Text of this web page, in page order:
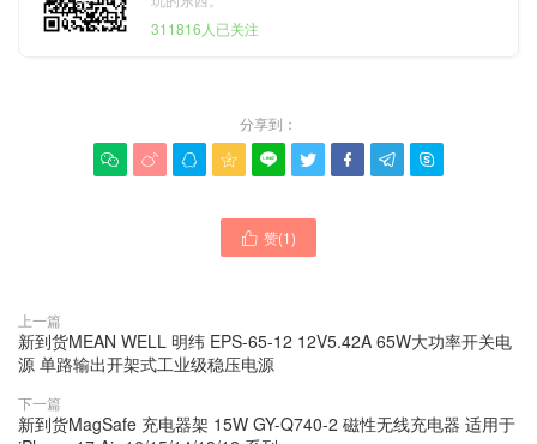
311816人已关注
分享到：
        
 赞(1)
上一篇
新到货MEAN WELL 明纬 EPS-65-12 12V5.42A 65W大功率开关电
源 单路输出开架式工业级稳压电源
下一篇
新到货MagSafe 充电器架 15W GY-Q740-2 磁性无线充电器 适用于